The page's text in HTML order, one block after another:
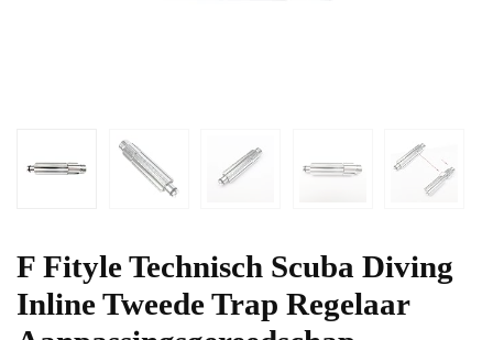
F Fityle Technisch Scuba Diving
Inline Tweede Trap Regelaar